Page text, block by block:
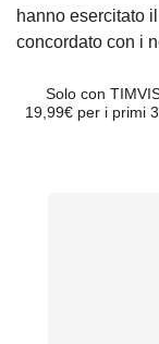
hanno esercitato
concordato con i
Solo con
19,99€ per i primi